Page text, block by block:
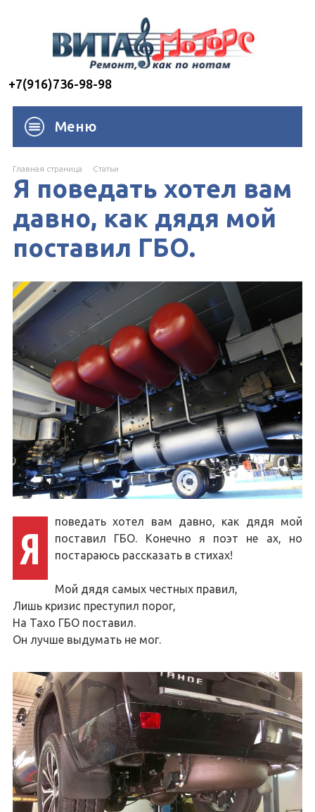
+7(916)736-98-98
Меню
Главная страница Cтатьи
Я поведать хотел вам
давно, как дядя мой
поставил ГБО.
Я
поведать хотел вам давно, как дядя мой
поставил ГБО. Конечно я поэт не ах, но
постараюсь рассказать в стихах!
Мой дядя самых честных правил,
Лишь кризис преступил порог,
На Тахо ГБО поставил.
Он лучше выдумать не мог.